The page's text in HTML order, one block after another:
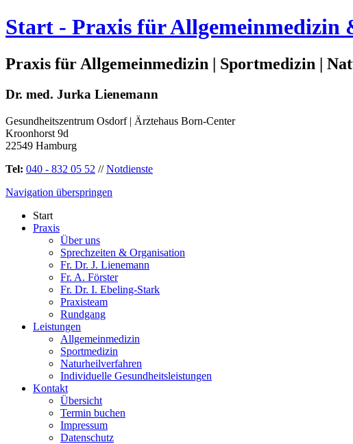
Start - Praxis für Allgemeinmedizin
Praxis für Allgemeinmedizin | Sportmedizin |
Dr. med. Jurka Lienemann
Gesundheitszentrum Osdorf | Ärztehaus Born-Center
Kroonhorst 9d
22549 Hamburg
Tel: 040 - 832 05 52 //Notdienste
Navigation überspringen
Start
Praxis
Über uns
Sprechzeiten & Organisation
Fr. Dr. J. Lienemann
Fr. A. Förster
Fr. Dr. I. Ebeling-Stark
Praxisteam
Rundgang
Leistungen
Allgemeinmedizin
Sportmedizin
Naturheilverfahren
Individuelle Gesundheitsleistungen
Kontakt
Übersicht
Termin buchen
Impressum
Datenschutz